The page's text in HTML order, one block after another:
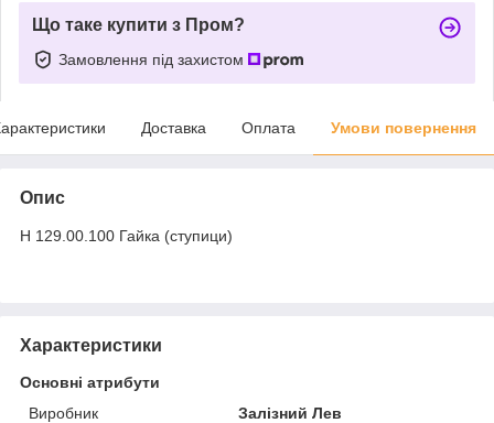
Що таке купити з Пром?
Замовлення під захистом
Доставка Оплата Умови повернення
Опис
Н 129.00.100 Гайка (ступици)
Характеристики
Основні атрибути
Виробник
Залізний Лев